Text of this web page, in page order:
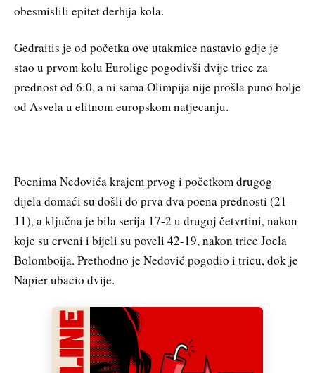
obesmislili epitet derbija kola.
Gedraitis je od početka ove utakmice nastavio gdje je
stao u prvom kolu Eurolige pogodivši dvije trice za
prednost od 6:0, a ni sama Olimpija nije prošla puno bolje
od Asvela u elitnom europskom natjecanju.
Poenima Nedovića krajem prvog i početkom drugog
dijela domaći su došli do prva dva poena prednosti (21-
11), a ključna je bila serija 17-2 u drugoj četvrtini, nakon
koje su crveni i bijeli su poveli 42-19, nakon trice Joela
Bolomboija. Prethodno je Nedović pogodio i tricu, dok je
Napier ubacio dvije.